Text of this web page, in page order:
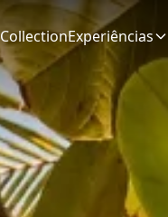
CollectionExperiências